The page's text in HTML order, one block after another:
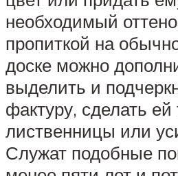
необходимый
пропиткой на
доске можно
выделить и
фактуру, сделать ей
лиственницы или
Служат подобные